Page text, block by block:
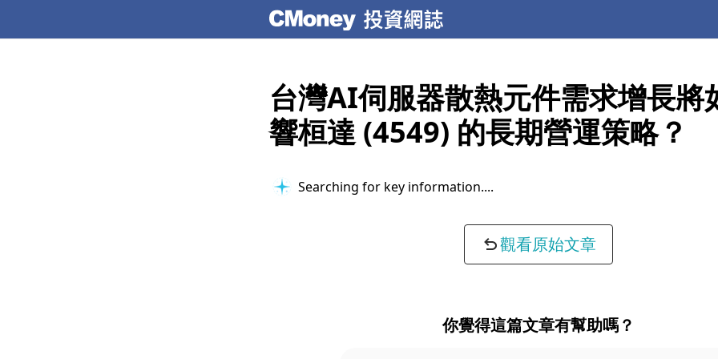
台灣AI伺服器散熱元件需求增長將
響桓達 (4549) 的長期營運策略？
Searching for key information...
觀看原始文章
你覺得這篇文章有幫助嗎？